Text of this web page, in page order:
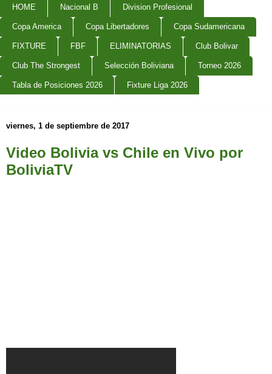
HOME Nacional B Division Profesional
Copa America Copa Libertadores Copa Sudamericana
FIXTURE FBF ELIMINATORIAS Club Bolivar
Club The Strongest Selección Boliviana Torneo 2026
Tabla de Posiciones 2026 Fixture Liga 2026
viernes, 1 de septiembre de 2017
Video Bolivia vs Chile en Vivo por
BoliviaTV